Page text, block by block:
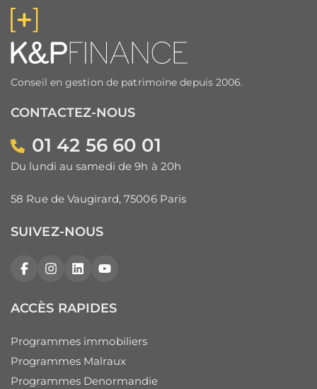
Conseil en gestion de patrimoine depuis 2006.
CONTACTEZ-NOUS
01 42 56 60 01
Du lundi au samedi de 9h à 20h
58 Rue de Vaugirard, 75006 Paris
SUIVEZ-NOUS
FacebookInstagram
LinkedInYouTube
ACCÈS RAPIDES
Programmes immobiliers
Programmes Malraux
Programmes Denormandie